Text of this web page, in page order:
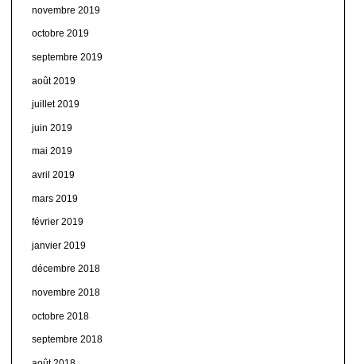
novembre 2019
octobre 2019
septembre 2019
août 2019
juillet 2019
juin 2019
mai 2019
avril 2019
mars 2019
février 2019
janvier 2019
décembre 2018
novembre 2018
octobre 2018
septembre 2018